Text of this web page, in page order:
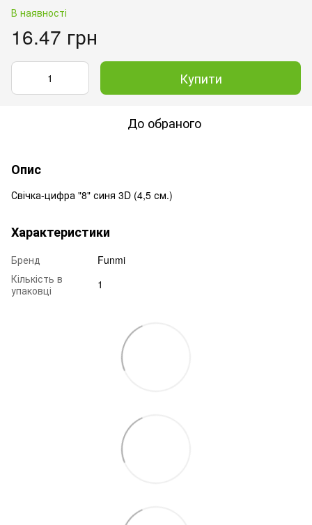
В наявності
16.47 грн
Купити
До обраного
Опис
Свічка-цифра "8" синя 3D (4,5 см.)
Характеристики
Бренд
Funmi
Кількість в
упаковці
1